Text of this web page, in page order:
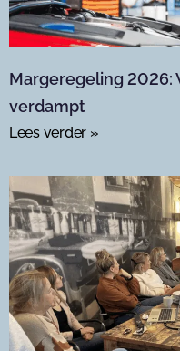
Margeregeling 2026:
verdampt
Lees verder »